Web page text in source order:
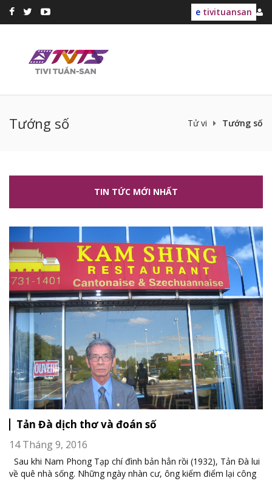
e tivituansan
Tướng số Tử vi Tướng số
TIN TỨC MỚI NHẤT
Tản Đà dịch thơ và đoán số
14 Tháng 9, 2016
Sau khi Nam Phong Tạp chí đình bản hẳn rồi (1932), Tản Đà lui
về quê nhà sống. Những ngày nhàn cư, ông kiểm điểm lại công